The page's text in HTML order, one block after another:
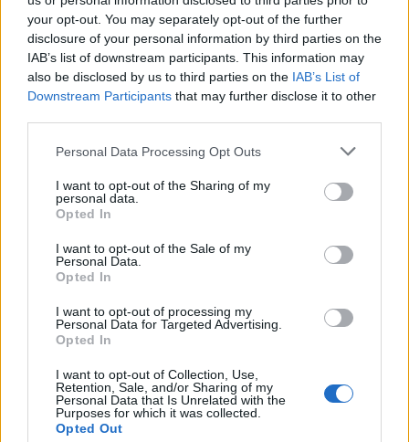
your opt-out. You may separately opt-out of the further
disclosure of your personal information by third parties on the
IAB’s list of downstream participants. This information may
also be disclosed by us to third parties on the IAB’s List of
Downstream Participants that may further disclose it to other
Personal Data Processing Opt Outs
I want to opt-out of the Sharing of my
personal data.
Opted In
I want to opt-out of the Sale of my
Personal Data.
Opted In
I want to opt-out of processing my
Personal Data for Targeted Advertising.
Opted In
I want to opt-out of Collection, Use,
Retention, Sale, and/or Sharing of my
Personal Data that Is Unrelated with the
Purposes for which it was collected.
Opted Out
continuano a faticare e ad esprimere. Vero è che nulla è
perso per questoUnited ma da ormai troppo tempo in
zonaOld Traffordsi pensa che la squadra potrebbe far
molto ma molto di più. I singoli non mancano e la rosa
dispone di un buon quantitativo tecnico. In campo però poi
conquista del titolo dellaPremier League
. Un azzardo?
tecnico olandese? Dalla suaVan Gaal
può comunque
vantare una quinta posizione e 29 punti totalizzati finora.
meglio che avvenga in fretta perchè intanto, alle sue
spalle, si sta sempre più prefigurando l’immagine di uno
sempre giovaneRyan Giggsche molti anni fa ha giurato
amore e fedeltà aiRed Devilse che non si tirerebbe
Giggs aleggia per il futuro?Possibile ma non è l’unico,
visto che inBavierasi è dato l’ufficialità dell’addio di
Guardiola. Il catalano per molti è dato in arrivo a